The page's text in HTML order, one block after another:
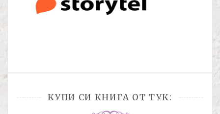
КУПИ СИ КНИГА ОТ ТУК: